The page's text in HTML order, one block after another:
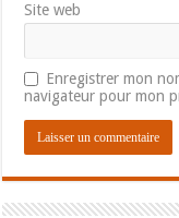
Site web
Enregistrer mon
navigateur pour mon